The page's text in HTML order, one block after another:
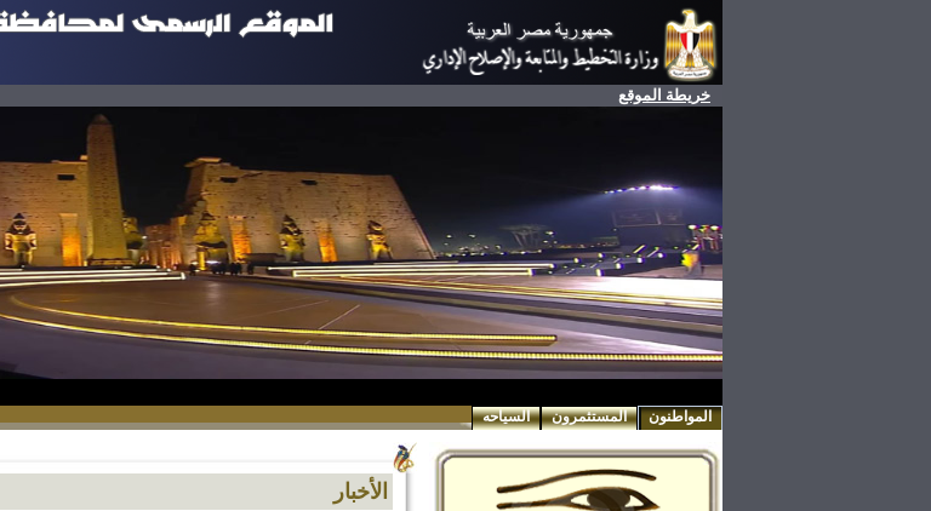
خريطة الموقع
المواطنون المستثمرون السياحه
الأخبار